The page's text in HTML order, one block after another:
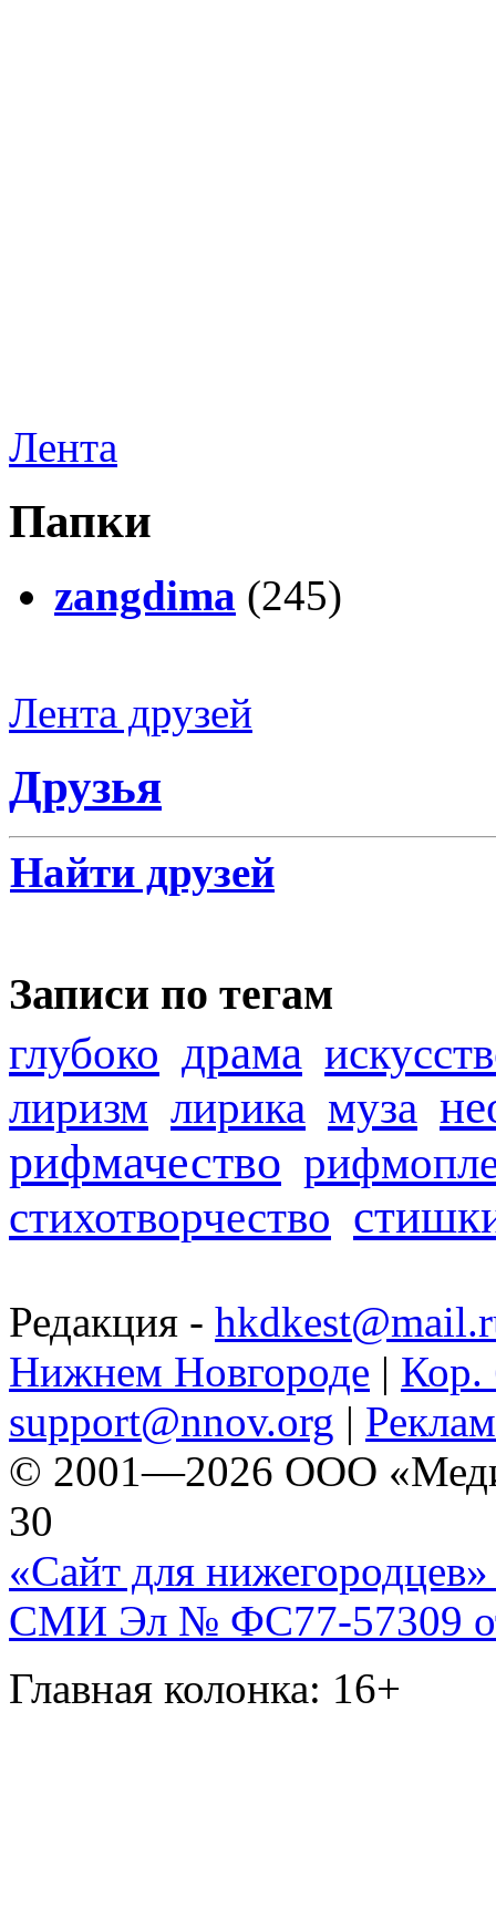
Лента
Папки
zangdima (245)
Лента друзей
Друзья
Найти друзей
Записи по тегам
глубоко драма
лиризм лирика муза
рифмачество
стихотворчество
Редакция -
Нижнем Новгороде | Кор.
support@nnov.org |
© 2001—2026 ООО
30
«Сайт для нижегородцев»
СМИ Эл № ФС77-57309
Главная колонка: 16+